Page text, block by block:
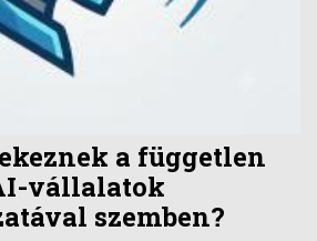
a független
vállalatok
szemben?